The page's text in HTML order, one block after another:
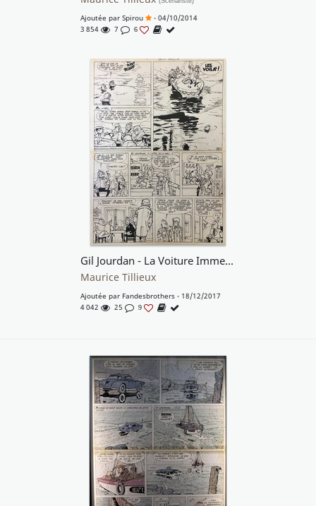
Ajoutée par Spirou
- 04/10/2014
3 854
7 6
Gil Jourdan - La Voiture Immergée pl. 39
Maurice Tillieux
Ajoutée par Fandesbrothers - 18/12/2017
4 042
25 9